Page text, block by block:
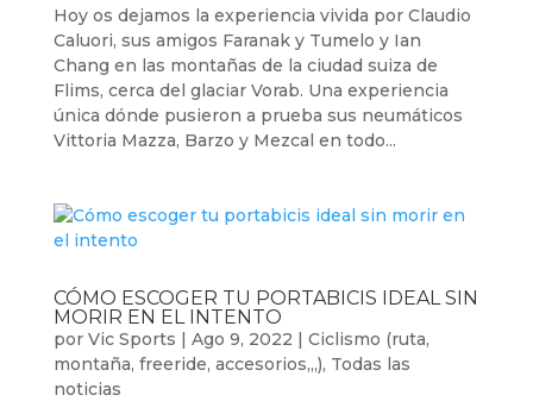
Hoy os dejamos la experiencia vivida por Claudio
Caluori, sus amigos Faranak y Tumelo y Ian
Chang en las montañas de la ciudad suiza de
Flims, cerca del glaciar Vorab. Una experiencia
única dónde pusieron a prueba sus neumáticos
Vittoria Mazza, Barzo y Mezcal en todo...
CÓMO ESCOGER TU PORTABICIS IDEAL SIN
MORIR EN EL INTENTO
por Vic Sports | Ago 9, 2022 | Ciclismo (ruta,
montaña, freeride, accesorios,,,), Todas las
noticias